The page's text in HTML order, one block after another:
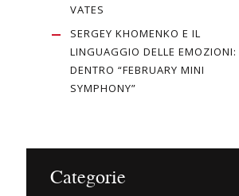
VATES
SERGEY KHOMENKO E IL
LINGUAGGIO DELLE EMOZIONI:
DENTRO “FEBRUARY MINI
SYMPHONY”
Categorie